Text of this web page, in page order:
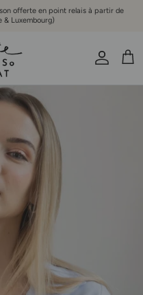
offerte en point relais à partir de
& Luxembourg)
Compte